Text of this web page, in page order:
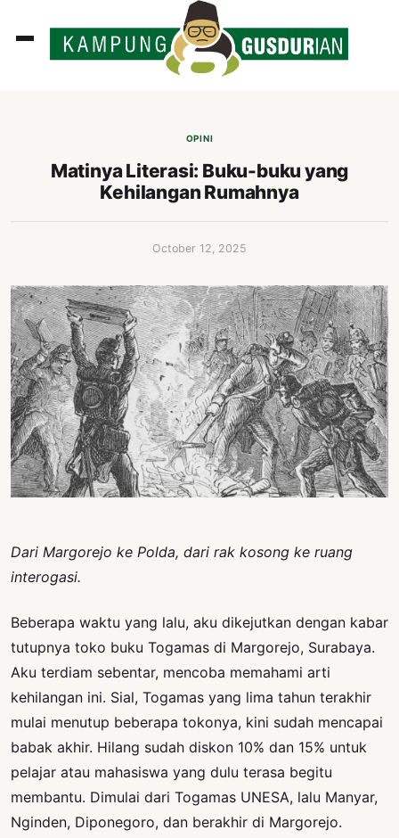
OPINI
Matinya Literasi: Buku-buku yang
Kehilangan Rumahnya
October 12, 2025
Dari Margorejo ke Polda, dari rak kosong ke ruang
interogasi.
Beberapa waktu yang lalu, aku dikejutkan dengan kabar
tutupnya toko buku Togamas di Margorejo, Surabaya.
Aku terdiam sebentar, mencoba memahami arti
kehilangan ini. Sial, Togamas yang lima tahun terakhir
mulai menutup beberapa tokonya, kini sudah mencapai
babak akhir. Hilang sudah diskon 10% dan 15% untuk
pelajar atau mahasiswa yang dulu terasa begitu
membantu. Dimulai dari Togamas UNESA, lalu Manyar,
Nginden, Diponegoro, dan berakhir di Margorejo.